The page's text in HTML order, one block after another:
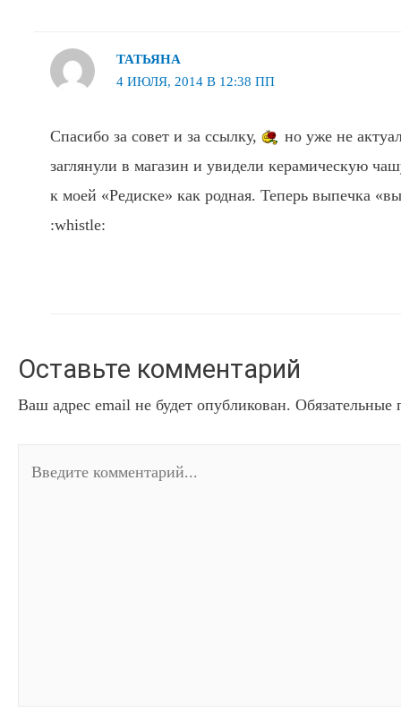
ТАТЬЯНА
4 ИЮЛЯ, 2014 В 12:38 ПП
Спасибо за совет и за ссылку,
но уже не
заглянули в магазин и увидели керамическую
к моей «Редиске» как родная. Теперь выпечка
:whistle:
Оставьте комментарий
Ваш адрес email не будет опубликован.